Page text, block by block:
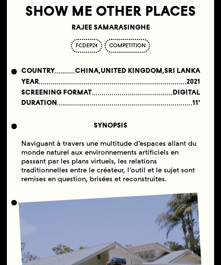
SHOW ME OTHER PLACES
RAJEE SAMARASINGHE
FCDEP24 COMPETITION
COUNTRY
CHINA,UNITED KINGDOM,SRI LANKA
YEAR
2021
SCREENING FORMAT
DIGITAL
DURATION
11'
SYNOPSIS
Naviguant à travers une multitude d’espaces allant du
monde naturel aux environnements artificiels en
passant par les plans virtuels, les relations
traditionnelles entre le créateur, l’outil et le sujet sont
remises en question, brisées et reconstruites.